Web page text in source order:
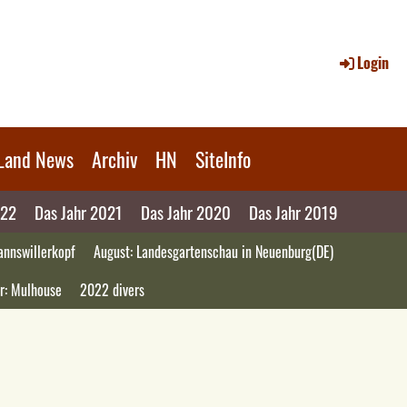
Login
News Archiv HN SiteInfo
Das Jahr 2021 Das Jahr 2020 Das Jahr 2019
August: Landesgartenschau in Neuenburg(DE)
Mulhouse
2022 divers